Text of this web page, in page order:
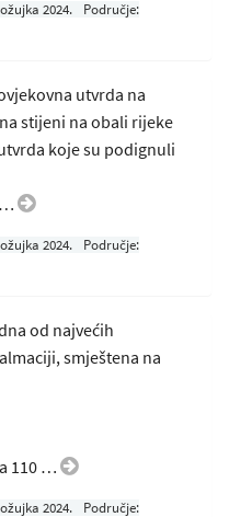
2024.
Područje:
utvrda na
stijeni na obali rijeke
koje su podignuli
2024.
Područje:
od najvećih
smještena na
110 …
2024.
Područje: